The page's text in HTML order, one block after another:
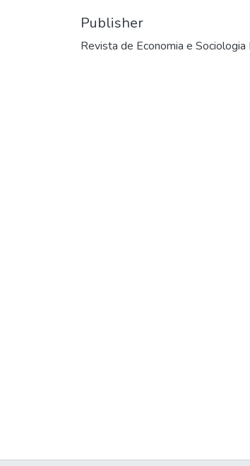
Publisher
Revista de Economia e Sociologia